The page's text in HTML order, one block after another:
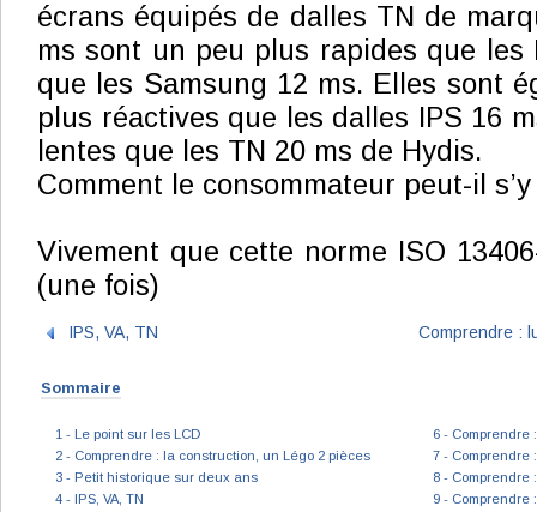
écrans équipés de dalles TN de
ms sont un peu plus rapides que les
que les Samsung 12 ms. Elles sont
plus réactives que les dalles IPS 16
lentes que les TN 20 ms de Hydis.
Comment le consommateur peut-il
Vivement que cette norme ISO
(une fois)
IPS, VA, TN Comprendre :
Sommaire
1 - Le point sur les LCD
2 - Comprendre : la construction, un Légo 2 pièces
3 - Petit historique sur deux ans
4 - IPS, VA, TN
6 - Comprendre
7 - Comprendre
8 - Comprendre
9 - Comprendre